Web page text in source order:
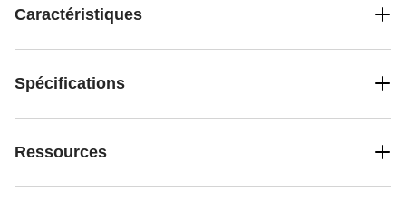
Caractéristiques
Spécifications
Ressources